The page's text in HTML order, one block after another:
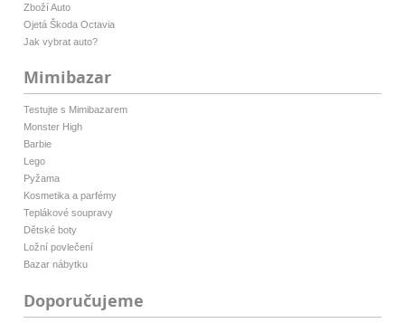
Zboží Auto
Ojetá Škoda Octavia
Jak vybrat auto?
Mimibazar
Testujte s Mimibazarem
Monster High
Barbie
Lego
Pyžama
Kosmetika a parfémy
Teplákové soupravy
Dětské boty
Ložní povlečení
Bazar nábytku
Doporučujeme